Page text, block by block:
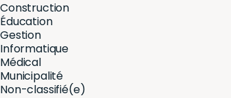
Construction
Éducation
Gestion
Informatique
Médical
Municipalité
Non-classifié(e)